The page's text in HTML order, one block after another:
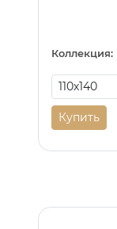
Коллекция:
Купить